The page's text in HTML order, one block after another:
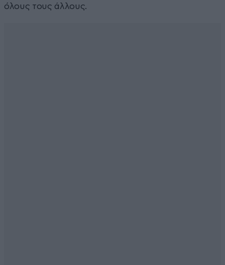
όλους τους άλλους.